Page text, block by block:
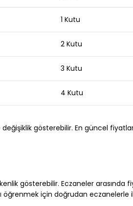
1 Kutu
2 Kutu
3 Kutu
4 Kutu
gösterebilir. En güncel
gösterebilir. Eczaneler arasında
öğrenmek için doğrudan